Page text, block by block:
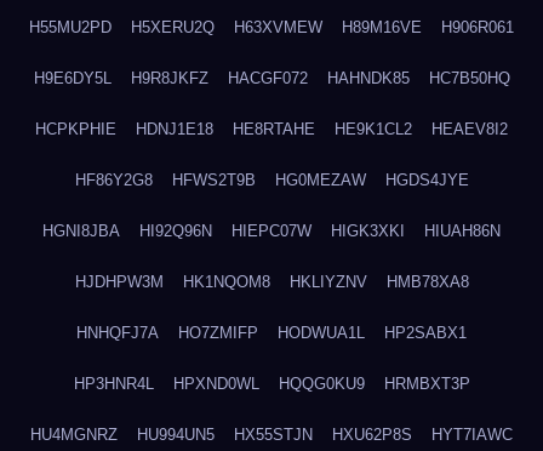
H55MU2PD H5XERU2Q H63XVMEW H89M16VE H906R061
H9E6DY5L H9R8JKFZ HACGF072 HAHNDK85 HC7B50HQ
HCPKPHIE HDNJ1E18 HE8RTAHE HE9K1CL2 HEAEV8I2
HF86Y2G8 HFWS2T9B HG0MEZAW HGDS4JYE
HGNI8JBA HI92Q96N HIEPC07W HIGK3XKI HIUAH86N
HJDHPW3M HK1NQOM8 HKLIYZNV HMB78XA8
HNHQFJ7A HO7ZMIFP HODWUA1L HP2SABX1
HP3HNR4L HPXND0WL HQQG0KU9 HRMBXT3P
HU4MGNRZ HU994UN5 HX55STJN HXU62P8S HYT7IAWC